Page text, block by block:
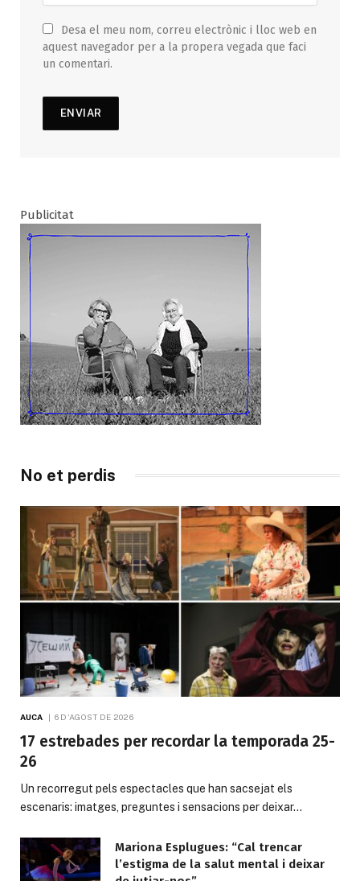
Desa el meu nom, correu electrònic i lloc web en
aquest navegador per a la propera vegada que faci
un comentari.
Publicitat
No et perdis
AUCA 6 D'AGOST DE 2026
17 estrebades per recordar la temporada 25-
26
Un recorregut pels espectacles que han sacsejat els
escenaris: imatges, preguntes i sensacions per deixar…
Mariona Esplugues: “Cal trencar
l’estigma de la salut mental i deixar